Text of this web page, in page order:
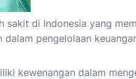
sakit di Indonesia yang
pengelolaan
kewenangan dalam